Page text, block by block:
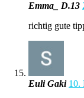
Emma_ D.13
richtig gute
Euli Gaki 10.